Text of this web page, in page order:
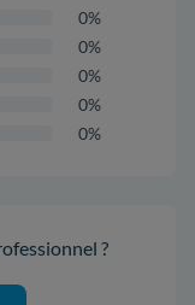
0%
0%
0%
0%
0%
?